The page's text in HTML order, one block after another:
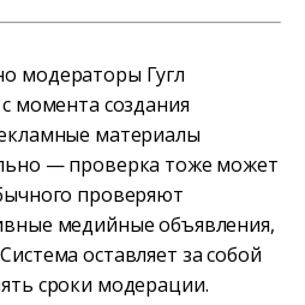
модераторы Гугл
момента создания
материалы
— проверка тоже может
проверяют
медийные объявления,
оставляет за собой
сроки модерации.